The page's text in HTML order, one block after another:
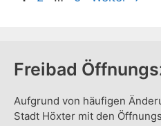
Freibad
Aufgrund von häufigen
Stadt Höxter mit den